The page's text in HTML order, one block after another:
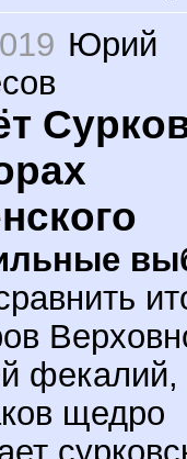
Юрий
фекалий,
щедро